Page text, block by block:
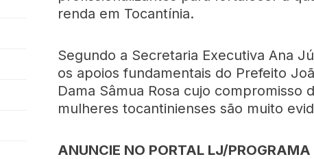
renda em Tocantínia.
Segundo a Secretaria Executiva Ana
os apoios fundamentais do Prefeito
Dama Sâmua Rosa cujo compromisso
mulheres tocantinienses são muito
ANUNCIE NO PORTAL LJ/